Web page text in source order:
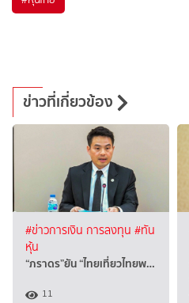
ข่าวที่เกี่ยวข้อง
#ข่าวการเงิน การลงทุน #ทัน
หุ้น
“ภราดร”ยัน “ไทยเที่ยวไทยพ…
11